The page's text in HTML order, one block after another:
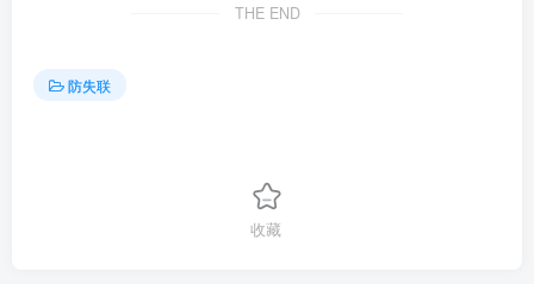
THE END
防失联
收藏